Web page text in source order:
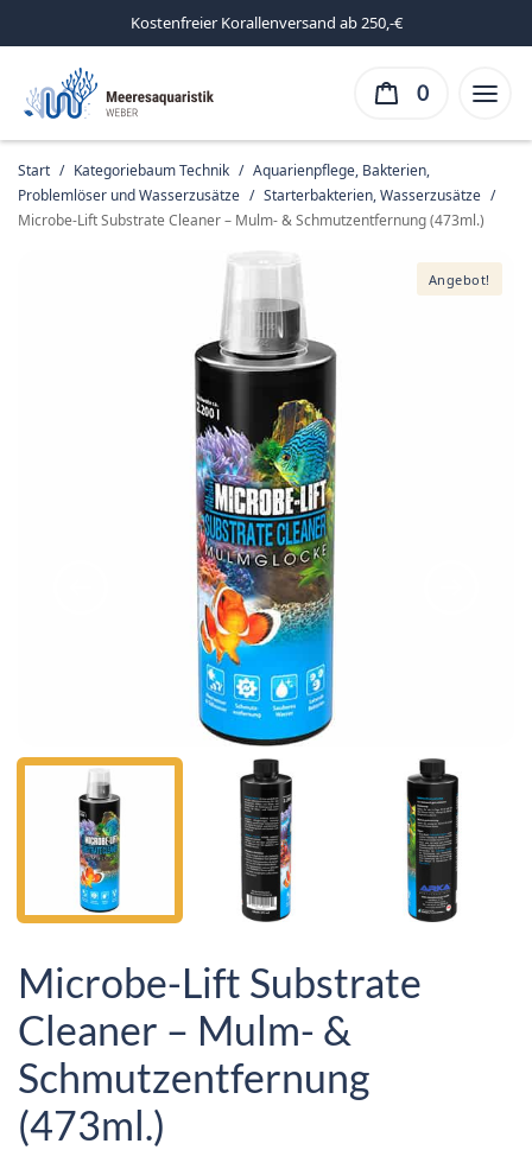
Kostenfreier Korallenversand ab 250,-€
0
Start / Kategoriebaum Technik / Aquarienpflege, Bakterien,
Problemlöser und Wasserzusätze / Starterbakterien, Wasserzusätze /
Microbe-Lift Substrate Cleaner – Mulm- & Schmutzentfernung (473ml.)
Angebot!
Microbe-Lift Substrate
Cleaner – Mulm- &
Schmutzentfernung
(473ml.)